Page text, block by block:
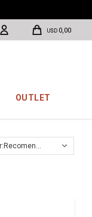
OUTLET
USD 0,00
Recomendados